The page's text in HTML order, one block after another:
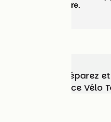
Choisissez, préparez
vélo avec France Vélo